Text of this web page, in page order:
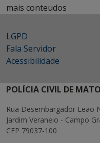
mais conteudos
LGPD
Fala Servidor
Acessibilidade
POLÍCIA CIVIL DE
Rua Desembargador Leão
Jardim Veraneio - Campo
CEP 79037-100